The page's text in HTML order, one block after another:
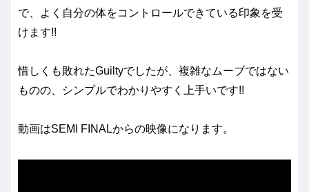
で、よく自分の体をコントロールできている印象を受
けます!!
惜しくも敗れたGuiltyでしたが、複雑なムーブではない
ものの、シンプルでわかりやすく上手いです!!
動画はSEMI FINALからの映像になります。